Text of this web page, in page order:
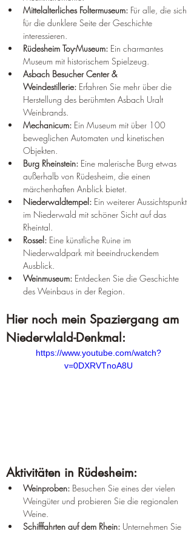
Mittelalterliches Foltermuseum: Für alle, die sich
für die dunklere Seite der Geschichte
interessieren.
Rüdesheim Toy-Museum: Ein charmantes
Museum mit historischem Spielzeug.
Asbach Besucher Center &
Weindestillerie: Erfahren Sie mehr über die
Herstellung des berühmten Asbach Uralt
Weinbrands.
Mechanicum: Ein Museum mit über 100
beweglichen Automaten und kinetischen
Objekten.
Burg Rheinstein: Eine malerische Burg etwas
außerhalb von Rüdesheim, die einen
märchenhaften Anblick bietet.
Niederwaldtempel: Ein weiterer Aussichtspunkt
im Niederwald mit schöner Sicht auf das
Rheintal.
Rossel: Eine künstliche Ruine im
Niederwaldpark mit beeindruckendem
Ausblick.
Weinmuseum: Entdecken Sie die Geschichte
des Weinbaus in der Region.
Hier noch mein Spaziergang am
Niederwlald-Denkmal:
https://www.youtube.com/watch?
v=0DXRVTnoA8U
Aktivitäten in Rüdesheim:
Weinproben: Besuchen Sie eines der vielen
Weingüter und probieren Sie die regionalen
Weine.
Schifffahrten auf dem Rhein: Unternehmen Sie